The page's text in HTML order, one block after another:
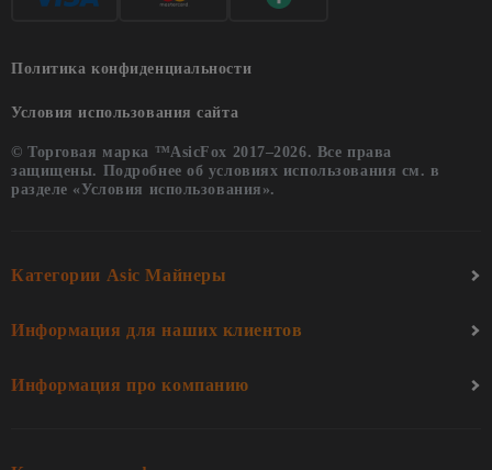
Политика конфиденциальности
Условия использования сайта
© Торговая марка ™AsicFox 2017–2026. Все права
защищены. Подробнее об условиях использования см. в
разделе «Условия использования».
Категории Asic Майнеры
Информация для наших клиентов
Информация про компанию